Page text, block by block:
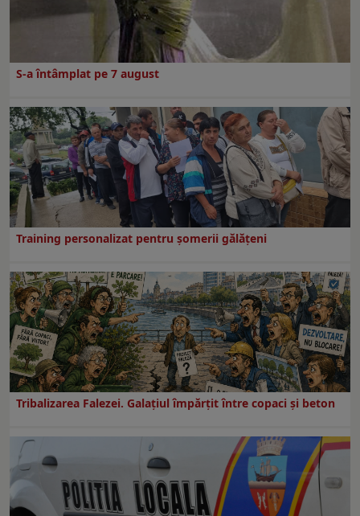
S-a întâmplat pe 7 august
Training personalizat pentru șomerii gălățeni
Tribalizarea Falezei. Galațiul împărțit între copaci și beton